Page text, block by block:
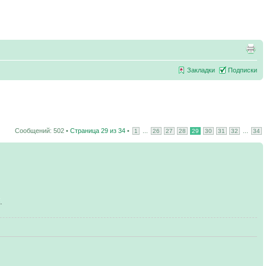
Закладки Подписки
Сообщений: 502 • Страница 29 из 34 • 1 26 27 28 29 30 31 32 34